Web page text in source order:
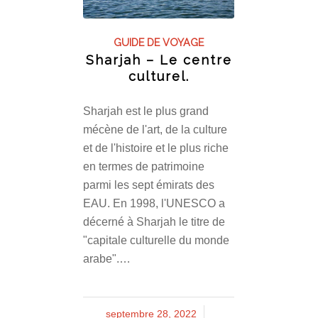
GUIDE DE VOYAGE
Sharjah – Le centre
culturel.
Sharjah est le plus grand
mécène de l'art, de la culture
et de l'histoire et le plus riche
en termes de patrimoine
parmi les sept émirats des
EAU. En 1998, l'UNESCO a
décerné à Sharjah le titre de
"capitale culturelle du monde
arabe".…
septembre 28, 2022
/